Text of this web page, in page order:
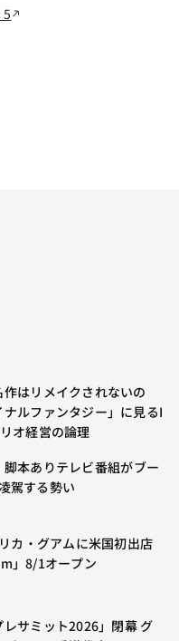
はリメイクされないの
ルファンタジー」に見るI
オ経営の論理
本ありテレビ番組がブー
駕する勢い
カ・グアムに米国初出店
」8/1オープン
レサミット2026」閉幕 グ